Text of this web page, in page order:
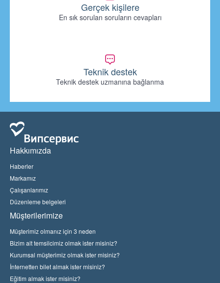
Gerçek kişilere
En sık sorulan soruların cevapları
Teknik destek
Teknik destek uzmanına bağlanma
Hakkımızda
Haberler
Markamız
Çalışanlarımız
Düzenleme belgeleri
Müşterilerimize
Müşterimiz olmanız için 3 neden
Bizim alt temsilcimiz olmak ister misiniz?
Kurumsal müşterimiz olmak ister misiniz?
İnternetten bilet almak ister misiniz?
Eğitim almak ister misiniz?